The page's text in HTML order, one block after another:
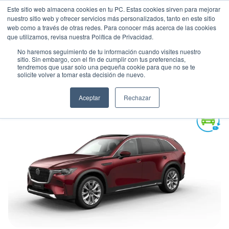
Este sitio web almacena cookies en tu PC. Estas cookies sirven para mejorar
nuestro sitio web y ofrecer servicios más personalizados, tanto en este sitio
web como a través de otras redes. Para conocer más acerca de las cookies
que utilizamos, revisa nuestra Política de Privacidad.
No haremos seguimiento de tu información cuando visites nuestro
sitio. Sin embargo, con el fin de cumplir con tus preferencias,
tendremos que usar solo una pequeña cookie para que no se te
solicite volver a tomar esta decisión de nuevo.
Aceptar Rechazar
MAZDA CX-90 GRAND TOURING
HIBRIDA